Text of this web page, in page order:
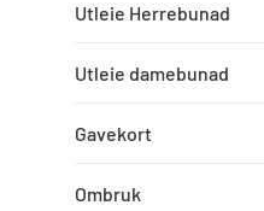
Utleie Herrebunad
Utleie damebunad
Gavekort
Ombruk